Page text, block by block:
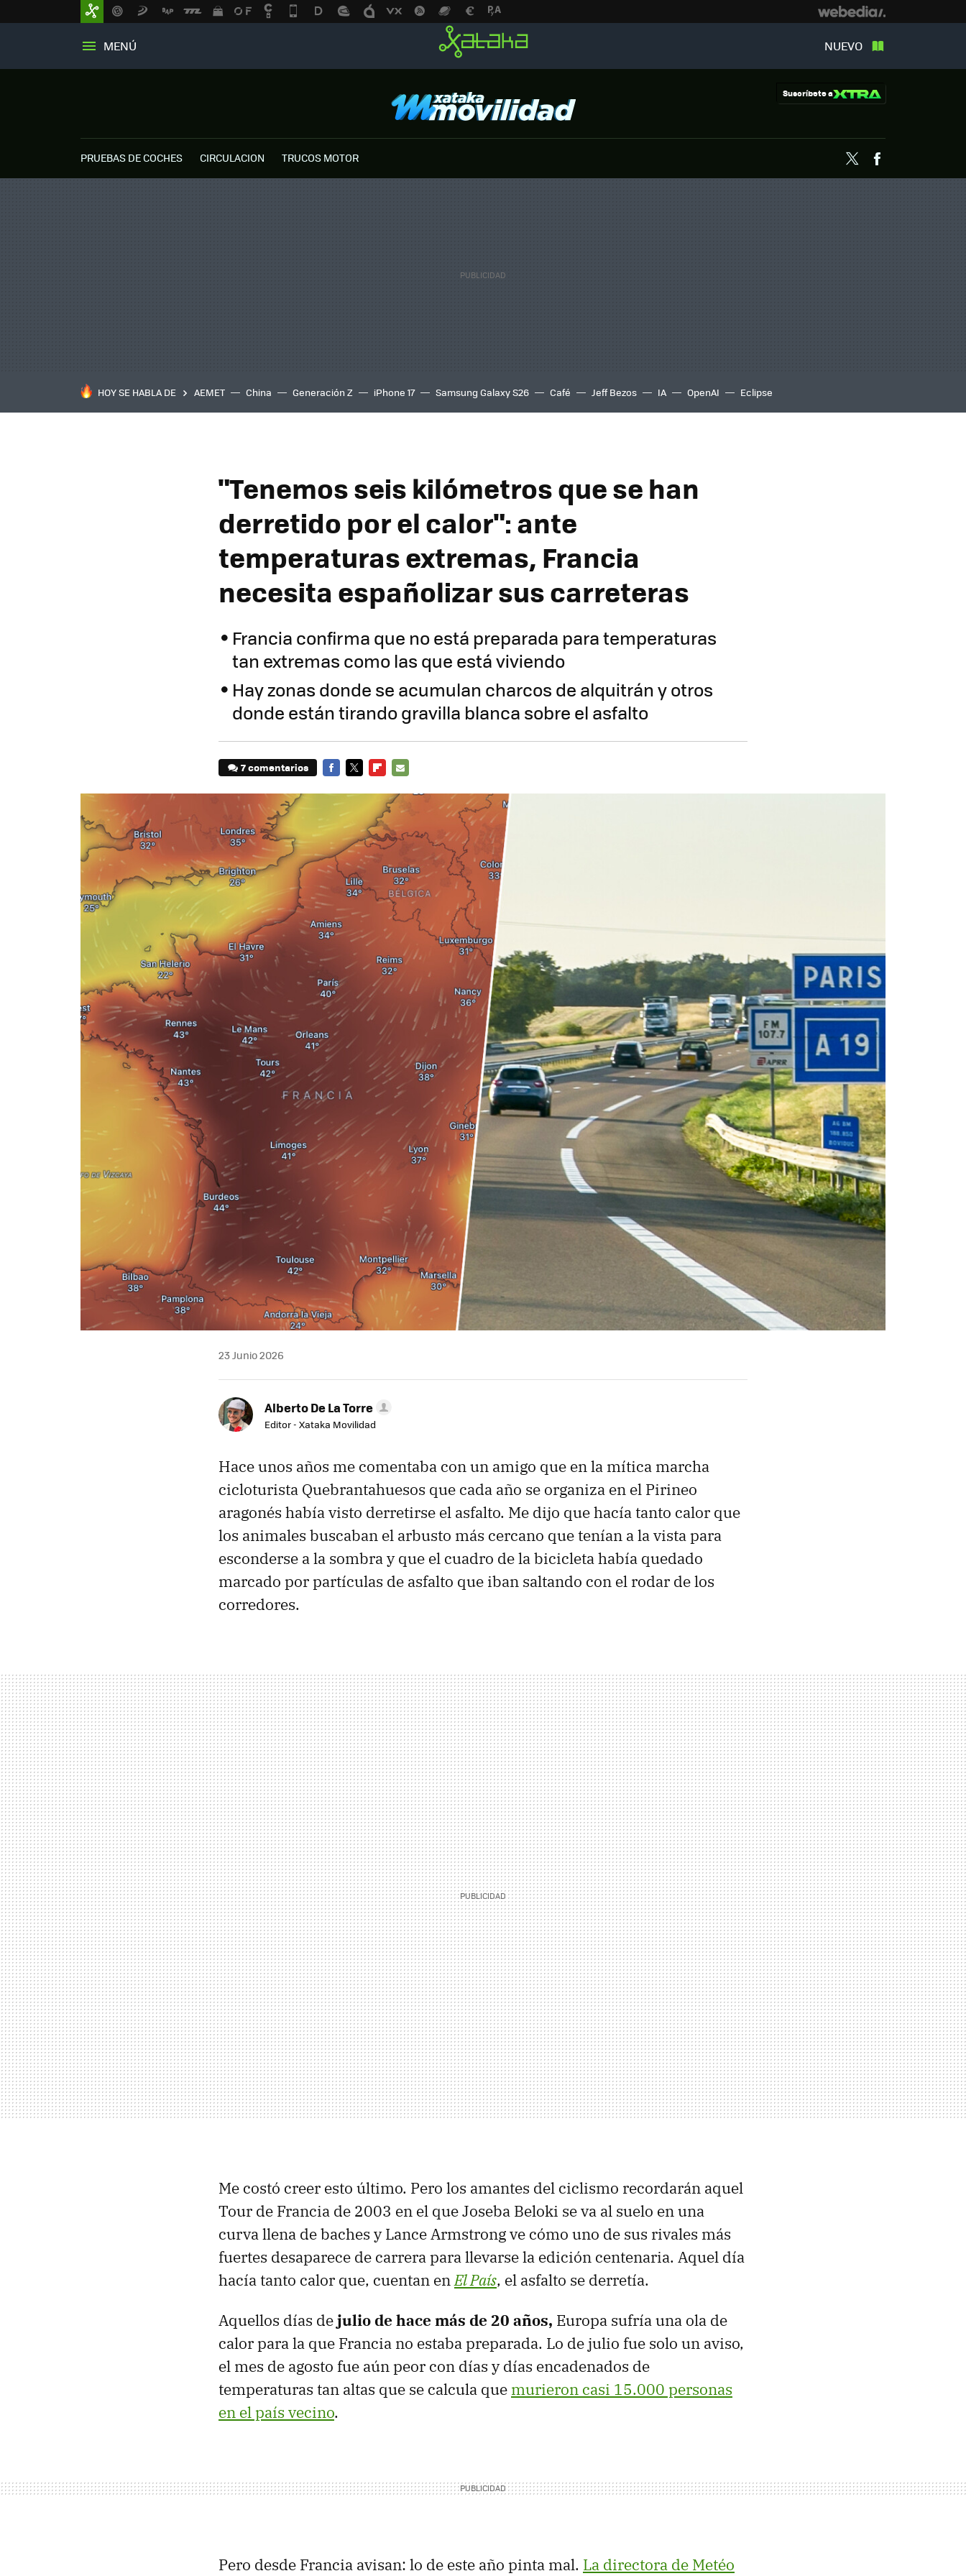
MENÚ NUEVO
Suscríbete a
PRUEBAS DE COCHES CIRCULACION TRUCOS MOTOR Twitter
HOY SE HABLA DE AEMET China Generación Z iPhone 17 Samsung Galaxy S26 Café Jeff Bezos IA OpenAI Eclipse
"Tenemos seis kilómetros que se han
derretido por el calor": ante
temperaturas extremas, Francia
necesita españolizar sus carreteras
Francia confirma que no está preparada para temperaturas
tan extremas como las que está viviendo
Hay zonas donde se acumulan charcos de alquitrán y otros
donde están tirando gravilla blanca sobre el asfalto
7 comentarios
MAIL
23 Junio 2026
Alberto De La Torre
Editor - Xataka Movilidad
Hace unos años me comentaba con un amigo que en la mítica marcha
cicloturista Quebrantahuesos que cada año se organiza en el Pirineo
aragonés había visto derretirse el asfalto. Me dijo que hacía tanto calor que
los animales buscaban el arbusto más cercano que tenían a la vista para
esconderse a la sombra y que el cuadro de la bicicleta había quedado
marcado por partículas de asfalto que iban saltando con el rodar de los
corredores.
Me costó creer esto último. Pero los amantes del ciclismo recordarán aquel
Tour de Francia de 2003 en el que Joseba Beloki se va al suelo en una
curva llena de baches y Lance Armstrong ve cómo uno de sus rivales más
fuertes desaparece de carrera para llevarse la edición centenaria. Aquel día
hacía tanto calor que, cuentan enEl País, el asfalto se derretía.
Aquellos días dejulio de hace más de 20 años, Europa sufría una ola de
calor para la que Francia no estaba preparada. Lo de julio fue solo un aviso,
el mes de agosto fue aún peor con días y días encadenados de
temperaturas tan altas que se calcula que murieron casi 15.000 personas
en el país vecino.
Pero desde Francia avisan: lo de este año pinta mal. La directora de Metéo